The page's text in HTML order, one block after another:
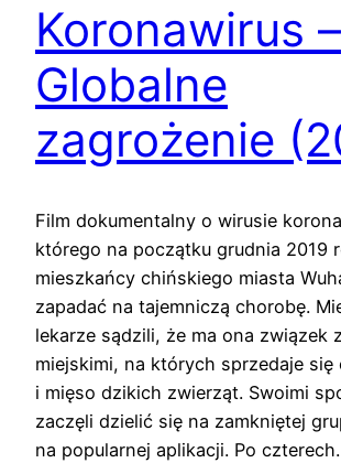
Koronawirus –
Globalne
zagrożenie
Film dokumentalny o wirusie
którego na początku grudnia 2019
mieszkańcy chińskiego miasta
zapadać na tajemniczą chorobę.
lekarze sądzili, że ma ona związek
miejskimi, na których sprzedaje się
i mięso dzikich zwierząt. Swoimi
zaczęli dzielić się na zamkniętej
na popularnej aplikacji. Po